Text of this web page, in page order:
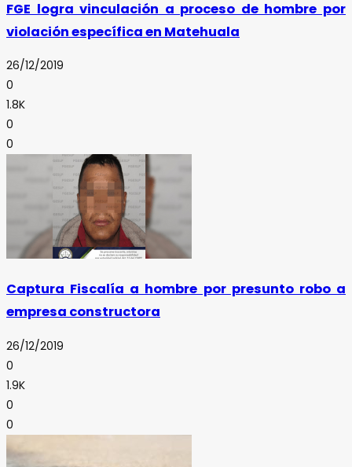
FGE logra vinculación a proceso de hombre por
violación específica en Matehuala
26/12/2019
0
1.8K
0
0
Captura Fiscalía a hombre por presunto robo a
empresa constructora
26/12/2019
0
1.9K
0
0